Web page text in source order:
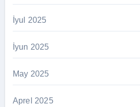
İyul 2025
İyun 2025
May 2025
Aprel 2025